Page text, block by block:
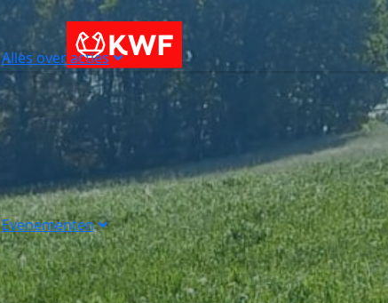
Alles over acties
Evenementen